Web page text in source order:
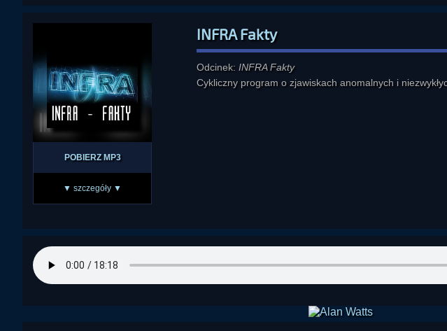
POBIERZ MP3
▼ szczegóły ▼
INFRA Fakty
Odcinek: INFRA Fakty
Cykliczny program o zjawiskach anomalnych i